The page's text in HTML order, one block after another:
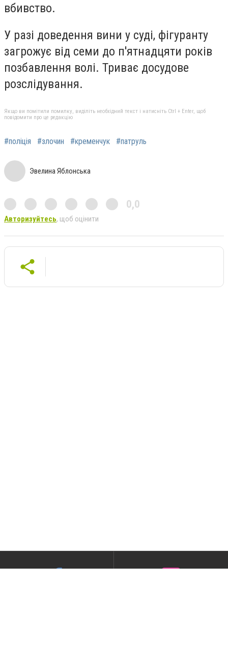
вбивство.
У разі доведення вини у суді, фігуранту
загрожує від семи до п'ятнадцяти років
позбавлення волі. Триває досудове
розслідування.
Якщо ви помітили помилку, виділіть необхідний текст і натисніть Ctrl + Enter, щоб
повідомити про це редакцію
#поліція #злочин #кременчук #патруль
Эвелина Яблонська
0,0
Авторизуйтесь, щоб оцінити